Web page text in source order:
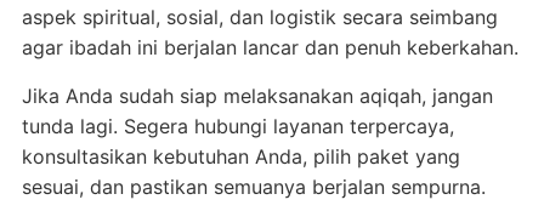
aspek spiritual, sosial, dan logistik secara seimbang
agar ibadah ini berjalan lancar dan penuh keberkahan.
Jika Anda sudah siap melaksanakan aqiqah, jangan
tunda lagi. Segera hubungi layanan terpercaya,
konsultasikan kebutuhan Anda, pilih paket yang
sesuai, dan pastikan semuanya berjalan sempurna.